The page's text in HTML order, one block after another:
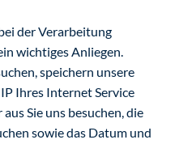
der Verarbeitung
wichtiges Anliegen.
speichern unsere
Ihres Internet Service
Sie uns besuchen, die
sowie das Datum und